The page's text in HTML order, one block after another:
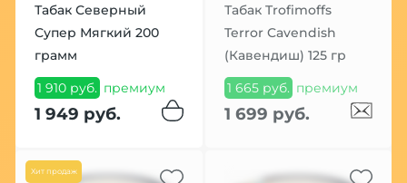
Табак Северный
Супер Мягкий 200
грамм
1 910 руб. премиум
1 949 руб.
Табак Trofimoffs
Terror Cavendish
(Кавендиш) 125 гр
1 665 руб. премиум
1 699 руб.
Хит продаж